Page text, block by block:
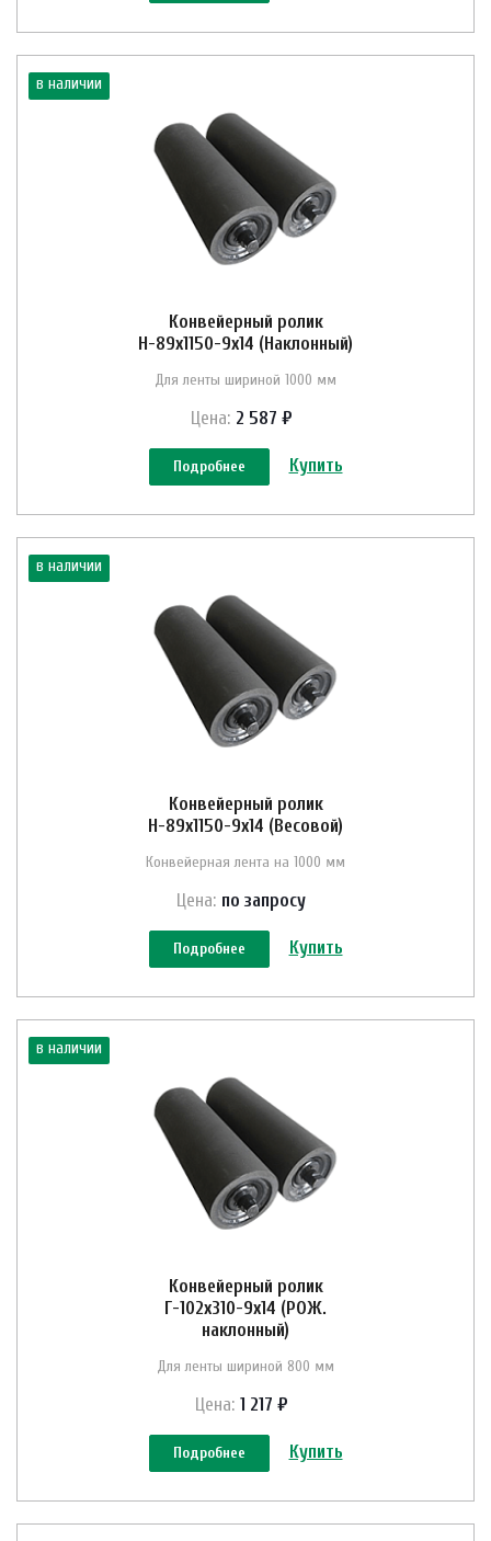
в наличии
Конвейерный ролик
Н-89х1150-9х14 (Наклонный)
Для ленты шириной 1000 мм
Цена: 2 587 ₽
Подробнее Купить
в наличии
Конвейерный ролик
Н-89х1150-9х14 (Весовой)
Конвейерная лента на 1000 мм
Цена: по запросу
Подробнее Купить
в наличии
Конвейерный ролик
Г-102х310-9х14 (РОЖ.
наклонный)
Для ленты шириной 800 мм
Цена: 1 217 ₽
Подробнее Купить